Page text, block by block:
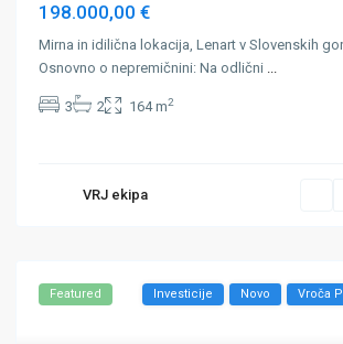
198.000,00 €
Mirna in idilična lokacija, Lenart v Slovenskih
Osnovno o nepremičnini: Na odlični ...
3 2 164 m2
VRJ ekipa
Featured Investicije Novo Vroča